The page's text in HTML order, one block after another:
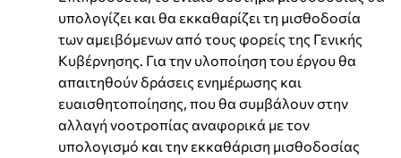
υπολογίζει και θα εκκαθαρίζει τη μισθοδοσία
των αμειβόμενων από τους φορείς της Γενικής
Κυβέρνησης. Για την υλοποίηση του έργου θα
απαιτηθούν δράσεις ενημέρωσης και
ευαισθητοποίησης, που θα συμβάλουν στην
αλλαγή νοοτροπίας αναφορικά με τον
υπολογισμό και την εκκαθάριση μισθοδοσίας